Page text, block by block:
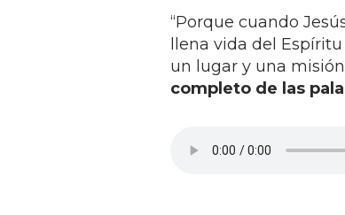
“Porque cuando
llena vida del
un lugar y una
completo de las